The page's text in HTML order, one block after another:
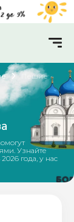
Пешие
Узнайте
года, у нас